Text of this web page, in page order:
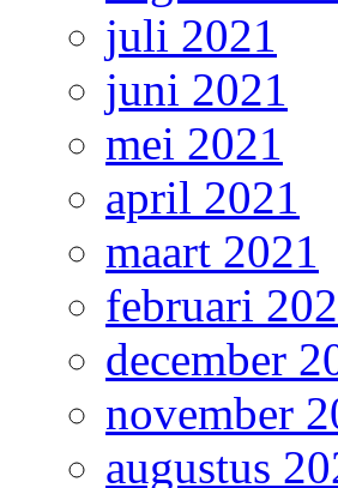
juli 2021
juni 2021
mei 2021
april 2021
maart 2021
februari
december
november
augustus